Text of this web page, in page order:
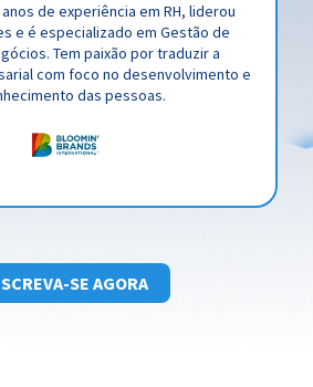
de experiência em RH, liderou
e é especializado em Gestão de
Tem paixão por traduzir a
com foco no desenvolvimento e
das pessoas.
SE AGORA